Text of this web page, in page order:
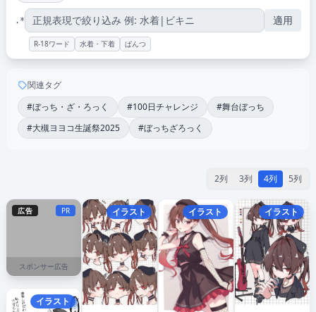
.* 適用
R-18ワード 水着・下着 ぱんつ
関連タグ
#ぼっち・ざ・ろっく
#100日チャレンジ
#舞台ぼっち
#大槻ヨヨコ生誕祭2025
#ぼっちざろっく
2列 3列 4列 5列
広告 PR
スポンサー広告
イラスト
イラスト イラスト イラスト